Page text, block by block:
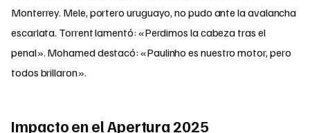
Monterrey. Mele, portero uruguayo, no pudo ante la avalancha
escarlata. Torrent lamentó: «Perdimos la cabeza tras el
penal». Mohamed destacó: «Paulinho es nuestro motor, pero
todos brillaron».
Impacto en el Apertura 2025